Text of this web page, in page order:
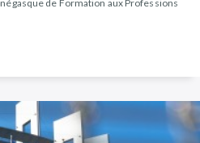
de Formation aux Professions